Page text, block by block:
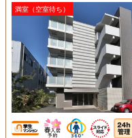
満室（空室待ち）